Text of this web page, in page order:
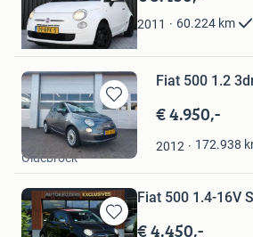
2011 60.224 km
joeri
Melissant
Bewaren
in
Mijn
Favorieten
Fiat 500 1.2
€ 4.950,-
2012 172.938
Autobedrijf Blaauw
Oldebroek
Bewaren
Fiat 500 1.4-16V
€ 4.450,-